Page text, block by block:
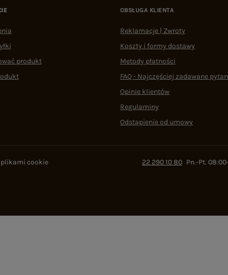
produkt
OBSŁUGA KLIENTA
Reklamacje | Zwroty
Koszty i formy dostawy
Metody płatności
FAQ - Najczęściej zadawane
Opinie klientów
Regulaminy
Odstąpienie od umowy
cookie 22 290 10 80 Pn.-Pt.